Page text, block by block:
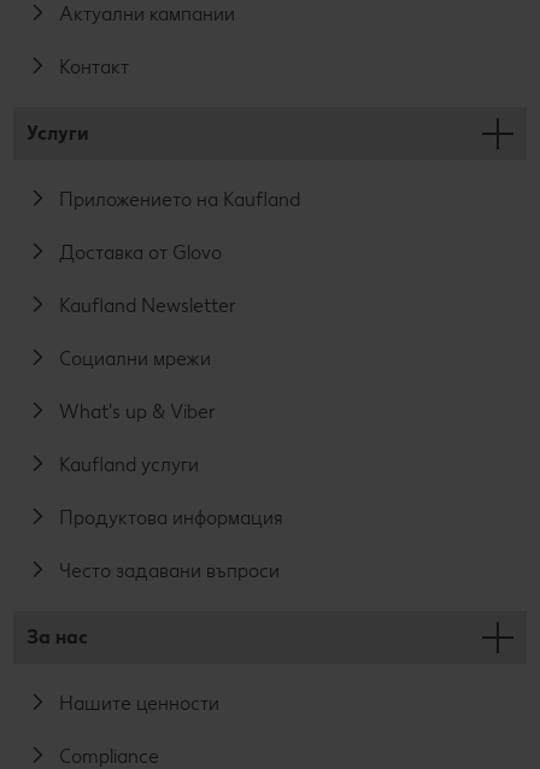
Актуални кампании
Контакт
Услуги
Приложението на Kaufland
Доставка от Glovo
Kaufland Newsletter
Социални мрежи
What's up & Viber
Kaufland услуги
Продуктова информация
Често задавани въпроси
За нас
Нашите ценности
Compliance